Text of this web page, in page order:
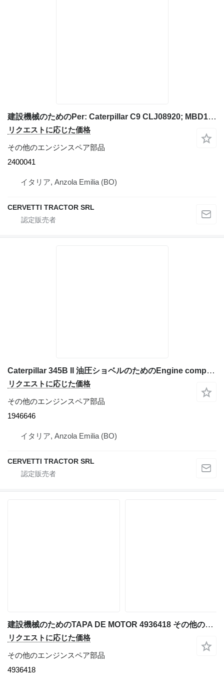
建設機械のためのPer: Caterpillar C9 CLJ08920; MBD10957 2400041
リクエストに応じた価格
その他のエンジンスペア部品
2400041
イタリア, Anzola Emilia (BO)
CERVETTI TRACTOR SRL
Caterpillar 345B II 油圧ショベルのためのEngine components Per: Caterpillar 345B II CCC00940 M 1946646
リクエストに応じた価格
その他のエンジンスペア部品
1946646
イタリア, Anzola Emilia (BO)
CERVETTI TRACTOR SRL
建設機械のためのTAPA DE MOTOR 4936418 その他のエンジンスペア部品
リクエストに応じた価格
その他のエンジンスペア部品
4936418